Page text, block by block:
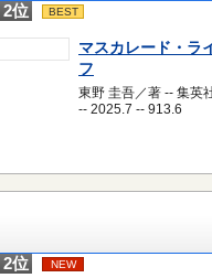
2位 BEST
マスカレード・ラ
フ
東野 圭吾／著 -- 集英
-- 2025.7 -- 913.6
2位 NEW